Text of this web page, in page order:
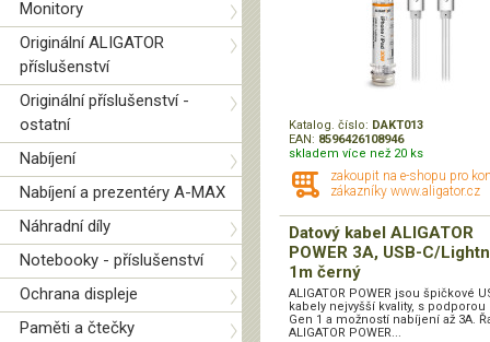
Monitory
Originální ALIGATOR
příslušenství
Originální příslušenství -
ostatní
Nabíjení
Nabíjení a prezentéry A-MAX
Náhradní díly
Notebooky - příslušenství
Ochrana displeje
Paměti a čtečky
Katalog. číslo: DAKT013
EAN: 8596426108946
skladem více než 20 ks
zakoupit na e-shopu pro
zákazníky www.aligator.cz
Datový kabel ALIGATOR
POWER 3A, USB-C/
1m černý
ALIGATOR POWER jsou špičkové
kabely nejvyšší kvality, s podporou
Gen 1 a možností nabíjení až 3A.
ALIGATOR POWER...